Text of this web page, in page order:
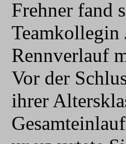
Frehner fand
Teamkollegin
Rennverlauf
Vor der
ihrer